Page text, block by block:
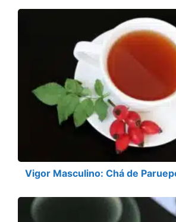
Vigor Masculino: Chá de